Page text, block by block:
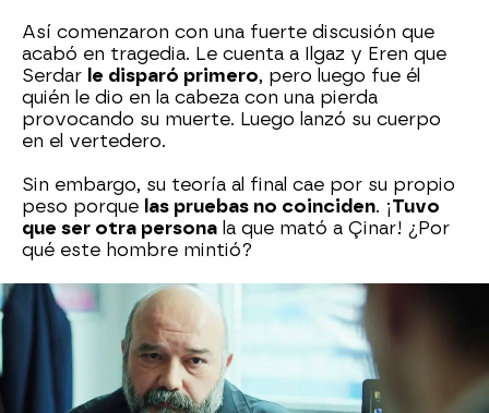
Así comenzaron con una fuerte discusión que
acabó en tragedia. Le cuenta a Ilgaz y Eren que
Serdar le disparó primero, pero luego fue él
quién le dio en la cabeza con una pierda
provocando su muerte. Luego lanzó su cuerpo
en el vertedero.
Sin embargo, su teoría al final cae por su propio
peso porque las pruebas no coinciden. ¡Tuvo
que ser otra persona la que mató a Çinar! ¿Por
qué este hombre mintió?
En el forcejeo con Çinar también estuvieron
presentes Gül, Aylin, Osman, Parla, Tuğçe,
Merve y el patriarca de los Kaya: Merdan
el asesino alguno de ellos?